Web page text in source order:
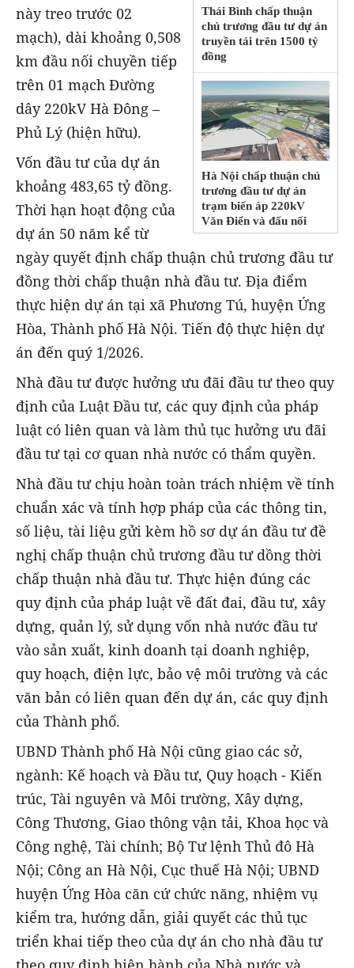
Thái Bình chấp thuận
chủ trương đầu tư dự án
truyền tải trên 1500 tỷ
đồng
Hà Nội chấp thuận chủ
trương đầu tư dự án
trạm biến áp 220kV
Văn Điển và đấu nối
này treo trước 02
mạch), dài khoảng 0,508
km đầu nối chuyền tiếp
trên 01 mạch Đường
dây 220kV Hà Đông –
Phủ Lý (hiện hữu).
Vốn đầu tư của dự án
khoảng 483,65 tỷ đồng.
Thời hạn hoạt động của
dự án 50 năm kể từ
ngày quyết định chấp thuận chủ trương đầu tư
đồng thời chấp thuận nhà đầu tư. Địa điểm
thực hiện dự án tại xã Phương Tú, huyện Ứng
Hòa, Thành phố Hà Nội. Tiến độ thực hiện dự
án đến quý 1/2026.
Nhà đầu tư được hưởng ưu đãi đầu tư theo quy
định của Luật Đầu tư, các quy định của pháp
luật có liên quan và làm thủ tục hưởng ưu đãi
đầu tư tại cơ quan nhà nước có thẩm quyền.
Nhà đầu tư chịu hoàn toàn trách nhiệm về tính
chuẩn xác và tính hợp pháp của các thông tin,
số liệu, tài liệu gửi kèm hồ sơ dự án đầu tư đề
nghị chấp thuận chủ trương đầu tư dồng thời
chấp thuận nhà đầu tư. Thực hiện đúng các
quy định của pháp luật về đất đai, đầu tư, xây
dựng, quản lý, sử dụng vốn nhà nước đầu tư
vào sản xuất, kinh doanh tại doanh nghiệp,
quy hoạch, điện lực, bảo vệ môi trường và các
văn bản có liên quan đến dự án, các quy định
của Thành phố.
UBND Thành phố Hà Nội cũng giao các sở,
ngành: Kế hoạch và Đầu tư, Quy hoạch - Kiến
trúc, Tài nguyên và Môi trường, Xây dựng,
Công Thương, Giao thông vận tải, Khoa học và
Công nghệ, Tài chính; Bộ Tư lệnh Thủ đô Hà
Nội; Công an Hà Nội, Cục thuế Hà Nội; UBND
huyện Ứng Hòa căn cứ chức năng, nhiệm vụ
kiểm tra, hướng dẫn, giải quyết các thủ tục
triển khai tiếp theo của dự án cho nhà đầu tư